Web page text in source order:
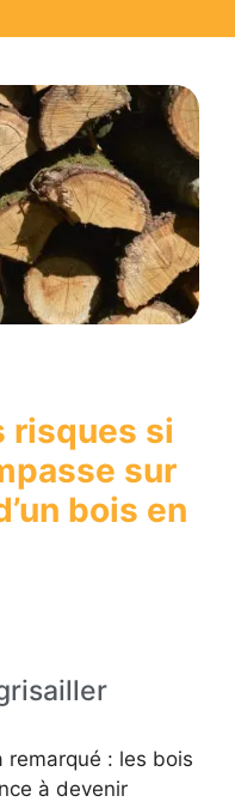
risques si
sur
bois en
remarqué : les bois
à devenir